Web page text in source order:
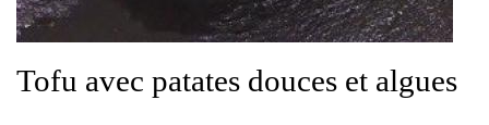
Tofu avec patates douces et algues